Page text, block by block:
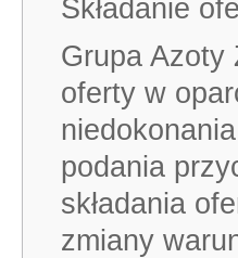
Składanie
Grupa Azoty
oferty w
podania
składania
zmiany